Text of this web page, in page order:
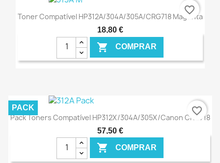
€ ONLINE
Toner Compatível HP312A/304A/305A/CRG718 Magenta
18,80 €
 COMPRAR
€ ONLINE
favorite_border
Pack Toners Compatível HP312X/304A/305X/Canon CRG718
57,50 €
 COMPRAR
PACK favorite_border